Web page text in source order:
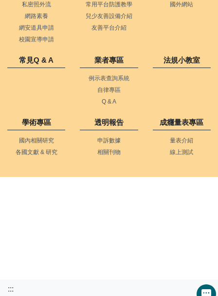
私密照外流
網路素養
網安道具申請
校園宣導申請
常用平台防護教學
兒少友善設備介紹
友善平台介紹
國外網站
常見Q & A 業者專區
例示表查詢系統
自律專區
Q & A
法規小教室
學術專區
國內相關研究
各國文獻 & 研究
透明報告
申訴數據
相關刊物
成癮量表專區
量表介紹
線上測試
:::